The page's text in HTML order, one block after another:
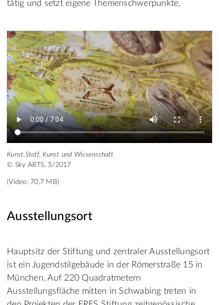
tätig und setzt eigene Themenschwerpunkte.
Kunst.Stoff, Kunst und Wissenschaft
© Sky ARTS, 5/2017
(Video: 70,7 MB)
Ausstellungsort
Hauptsitz der Stiftung und zentraler Ausstellungsort
ist ein Jugendstilgebäude in der Römerstraße 15 in
München. Auf 220 Quadratmetern
Ausstellungsfläche mitten in Schwabing treten in